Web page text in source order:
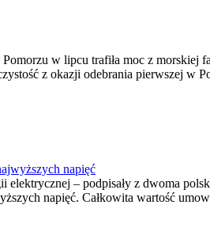
w lipcu trafiła moc z
z okazji odebrania pierwszej
napięć
elektrycznej – podpisały z dwoma
napięć. Całkowita wartość